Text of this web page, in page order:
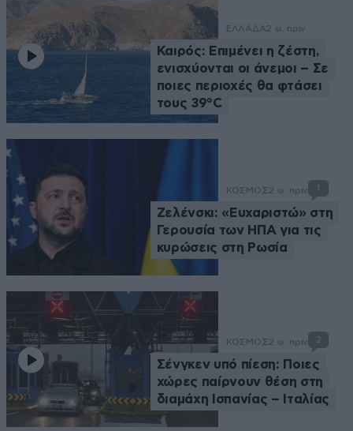
ΕΛΛΑΔΑ2 ω. πριν
Καιρός: Επιμένει η ζέστη,
ενισχύονται οι άνεμοι – Σε
ποιες περιοχές θα φτάσει
τους 39°C
ΚΟΣΜΟΣ2 ω. πριν 1
Ζελένσκι: «Ευχαριστώ» στη
Γερουσία των ΗΠΑ για τις
κυρώσεις στη Ρωσία
ΚΟΣΜΟΣ2 ω. πριν 2
Σένγκεν υπό πίεση: Ποιες
χώρες παίρνουν θέση στη
διαμάχη Ισπανίας – Ιταλίας